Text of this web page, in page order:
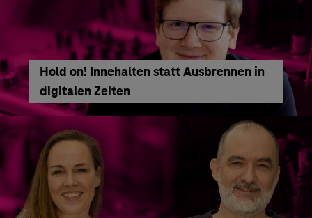
Hold on! Innehalten statt Ausbrennen in
digitalen Zeiten